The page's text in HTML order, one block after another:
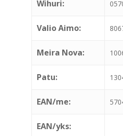
Wihuri:
Valio Aimo:
Meira Nova:
Patu:
EAN/me:
EAN/yks: